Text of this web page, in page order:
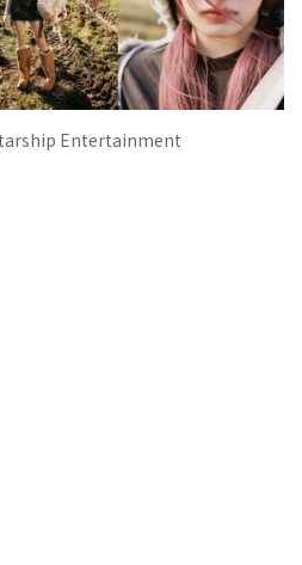
Entertainment